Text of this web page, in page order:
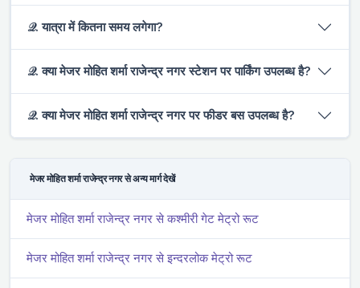
𝒬. यात्रा में कितना समय लगेगा?
𝒬. क्या मे‌‌जर मोहित शर्मा राजेन्द्र नगर स्टेशन पर पार्किंग उपलब्ध है?
𝒬. क्या मे‌‌जर मोहित शर्मा राजेन्द्र नगर पर फीडर बस उपलब्ध है?
मे‌‌जर मोहित शर्मा राजेन्द्र नगर से अन्य मार्ग देखें
मे‌‌जर मोहित शर्मा राजेन्द्र नगर से कश्मीरी गेट मेट्रो रूट
मे‌‌जर मोहित शर्मा राजेन्द्र नगर से इन्दरलोक मेट्रो रूट